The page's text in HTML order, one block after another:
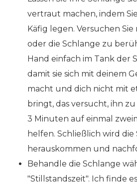
vertraut machen, indem
Käfig legen. Versuchen
oder die Schlange zu
Hand einfach im Tank der
damit sie sich mit deinem
macht und dich nicht mit
bringt, das versucht, ihn zu
3 Minuten auf einmal
helfen. Schließlich wird die
herauskommen und
Behandle die Schlange
"Stillstandszeit". Ich finde